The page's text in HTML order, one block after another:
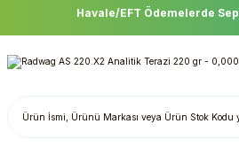
Havale/EFT Ödemelerde